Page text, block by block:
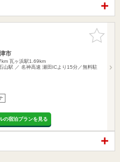
お気に入
りに追加
市
瓦ヶ浜駅1.69km
山駅 ／ 名神高速 瀬田ICより15分／無料駐
の宿泊プランを見る